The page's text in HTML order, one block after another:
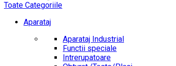
Toate Categoriile
Aparataj
Aparataj Industrial
Functii speciale
Intrerupatoare